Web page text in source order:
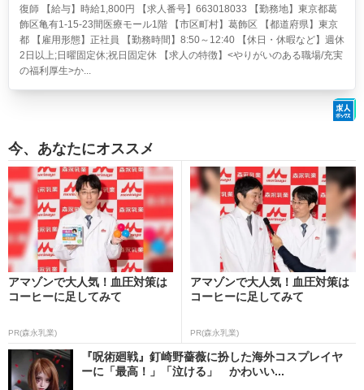
復師 【給与】時給1,800円 【求人番号】663018033 【勤務地】東京都葛
飾区亀有1-15-23間医療モール1階 【市区町村】葛飾区 【都道府県】東京
都 【雇用形態】正社員 【勤務時間】8:50～12:40 【休日・休暇など】週休
2日以上;日曜固定休;祝日固定休 【求人の特徴】<やりがいのある職場/充実
の福利厚生>か...
今、あなたにオススメ
アマゾンで大人気！血圧対策は
コーヒーに足してみて
PR(森永乳業)
アマゾンで大人気！血圧対策は
コーヒーに足してみて
PR(森永乳業)
『呪術廻戦』釘崎野薔薇に扮した海外コスプレイヤ
ーに「最高！」「泣ける」 かわいい...